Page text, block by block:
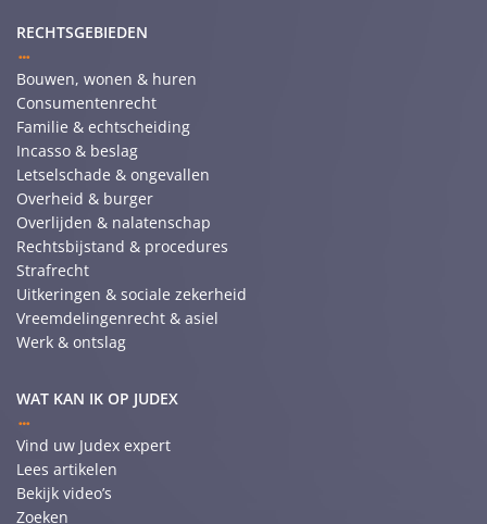
RECHTSGEBIEDEN
Bouwen, wonen & huren
Consumentenrecht
Familie & echtscheiding
Incasso & beslag
Letselschade & ongevallen
Overheid & burger
Overlijden & nalatenschap
Rechtsbijstand & procedures
Strafrecht
Uitkeringen & sociale zekerheid
Vreemdelingenrecht & asiel
Werk & ontslag
WAT KAN IK OP JUDEX
Vind uw Judex expert
Lees artikelen
Bekijk video’s
Zoeken